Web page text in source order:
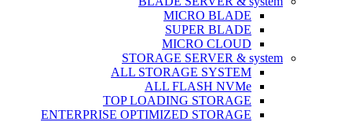
MICRO BLADE
SUPER BLADE
MICRO CLOUD
STORAGE SERVER & system
ALL STORAGE SYSTEM
ALL FLASH NVMe
TOP LOADING STORAGE
ENTERPRISE OPTIMIZED STORAGE